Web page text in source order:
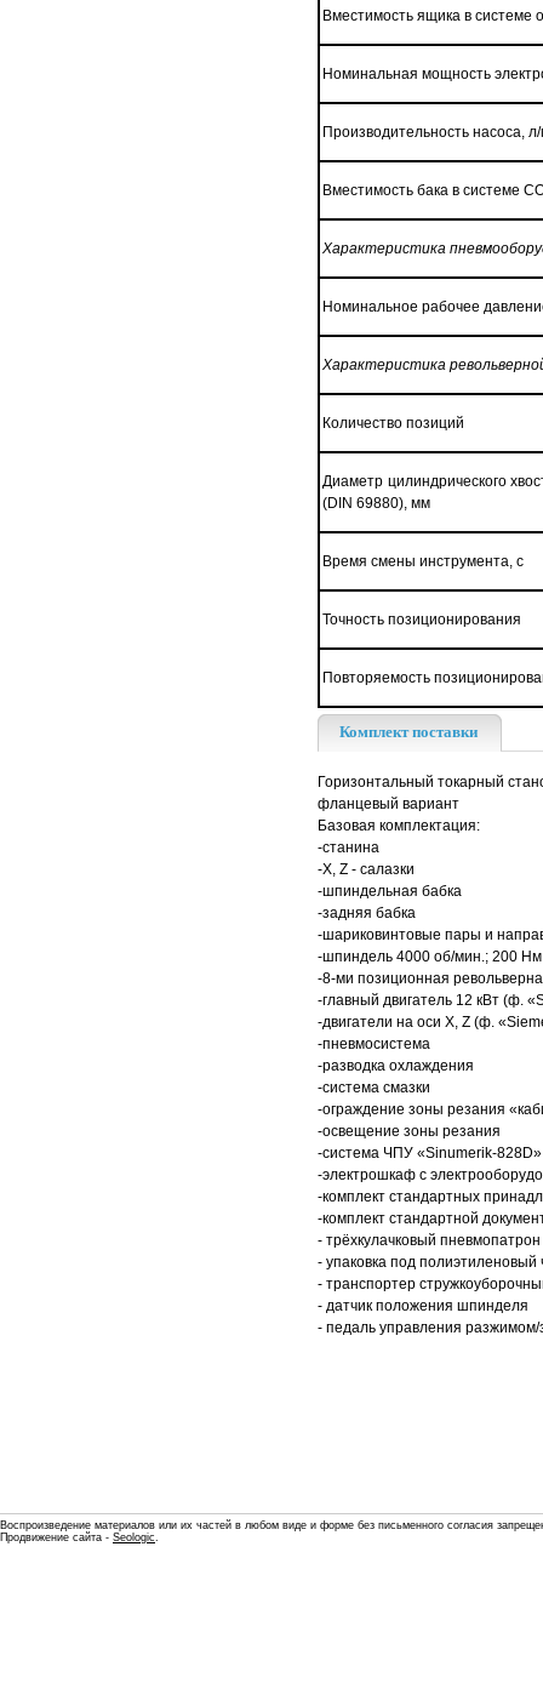
Вместимость ящика в системе
Номинальная мощность
Производительность насоса,
Вместимость бака в системе
Характеристика
Номинальное рабочее
Характеристика
Количество позиций
Диаметр цилиндрического
(DIN 69880), мм
Время смены инструмента, с
Точность позиционирования
Повторяемость
Комплект поставки
Горизонтальный токарный
фланцевый вариант
Базовая комплектация:
-станина
-X, Z - салазки
-шпиндельная бабка
-задняя бабка
-шариковинтовые пары и
-шпиндель 4000 об/мин.; 200 Нм
-8-ми позиционная
-главный двигатель 12 кВт (ф.
-двигатели на оси X, Z (ф.
-пневмосистема
-разводка охлаждения
-система смазки
-ограждение зоны резания
-освещение зоны резания
-система ЧПУ «Sinumerik-
-электрошкаф с
-комплект стандартных
-комплект стандартной
- трёхкулачковый
- упаковка под полиэтиленовый
- транспортер
- датчик положения шпинделя
- педаль управления
Воспроизведение материалов или их частей в любом виде и форме без письменного согласия
Продвижение сайта - Seologic.